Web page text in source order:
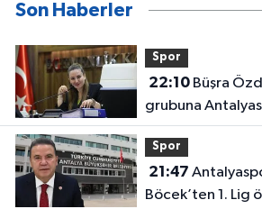
Son Haberler
Spor
22:10Büşra Özdemir’den taraftar
grubuna
Spor
21:47
Böcek’ten 1. Lig